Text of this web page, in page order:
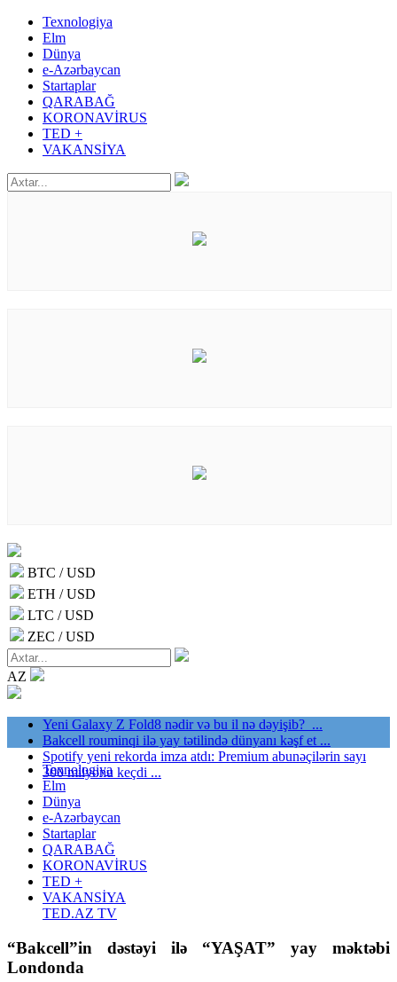
Texnologiya
Elm
Dünya
e-Azərbaycan
Startaplar
QARABAĞ
KORONAVİRUS
TED +
VAKANSİYA
BTC / USD
ETH / USD
LTC / USD
ZEC / USD
AZ
Yeni Galaxy Z Fold8 nədir və bu il nə dəyişib? ...
Bakcell rouminqi ilə yay tətilində dünyanı kəşf et ...
Spotify yeni rekorda imza atdı: Premium abunəçilərin sayı
300 milyonu keçdi ...
Texnologiya
Elm
Dünya
e-Azərbaycan
Startaplar
QARABAĞ
KORONAVİRUS
TED +
VAKANSİYA
TED.AZ TV
“Bakcell”in dəstəyi ilə “YAŞAT” yay məktəbi
Londonda